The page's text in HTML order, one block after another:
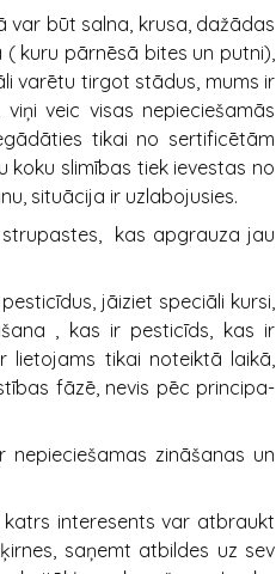
var būt salna, krusa, dažādas
kuru pārnēsā bites un putni),
varētu tirgot stādus, mums ir
veic visas nepieciešamās
tikai no sertificētām
koku slimības tiek ievestas no
situācija ir uzlabojusies.
kas apgrauza jau
jāiziet speciāli kursi,
, kas ir pesticīds, kas ir
lietojams tikai noteiktā laikā,
fāzē, nevis pēc principa-
zināšanas un
interesents var atbraukt
saņemt atbildes uz sev